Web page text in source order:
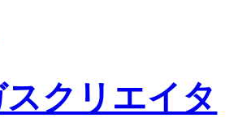
クリエイタ